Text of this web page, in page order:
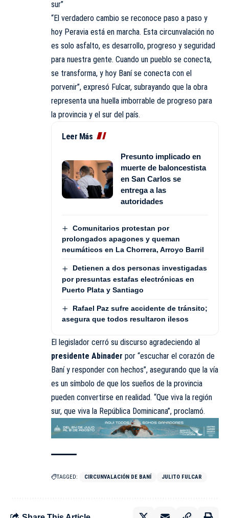
sur”
“El verdadero cambio se reconoce paso a paso y
hoy Peravia está en marcha. Esta circunvalación no
es solo asfalto, es desarrollo, progreso y seguridad
para nuestra gente. Cuando un pueblo se conecta,
se transforma, y hoy Baní se conecta con el
porvenir”, expresó Fulcar, subrayando que la obra
representa una huella imborrable de progreso para
la provincia y el sur del país.
Leer Más
Presunto implicado en
muerte de baloncestista
en San Carlos se
entrega a las
autoridades
Comunitarios protestan por
prolongados apagones y queman
neumáticos en La Chorrera, Arroyo Barril
Detienen a dos personas investigadas
por presuntas estafas electrónicas en
Puerto Plata y Santiago
Rafael Paz sufre accidente de tránsito;
asegura que todos resultaron ilesos
El legislador cerró su discurso agradeciendo al
presidente Abinader por “escuchar el corazón de
Baní y responder con hechos”, asegurando que la vía
es un símbolo de que los sueños de la provincia
pueden convertirse en realidad. “Que viva la región
sur, que viva la República Dominicana”, proclamó.
TAGGED: CIRCUNVALACIÓN DE BANÍ JULITO FULCAR